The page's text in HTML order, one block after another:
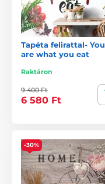
Tapéta felirattal- You
are what you eat
Raktáron
9 400 Ft
6 580 Ft
-30%